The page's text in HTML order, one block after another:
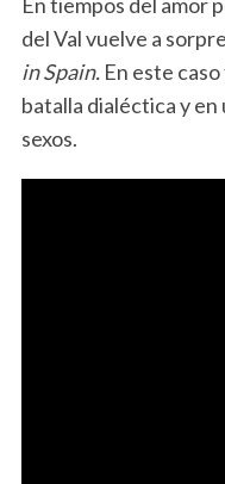
del Val vuelve a
in Spain. En este
batalla dialéctica y
sexos.